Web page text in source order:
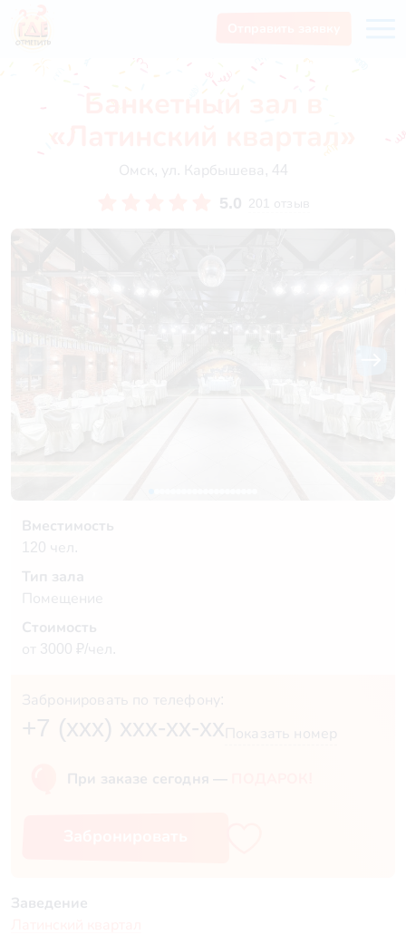
Банкетный зал в
«Латинский квартал»
Омск, ул. Карбышева, 44
5.0 201 отзыв
Вместимость
120 чел.
Тип зала
Помещение
Стоимость
от 3000 ₽/чел.
Забронировать по телефону:
+7 (xxx) xxx-xx-xx Показать номер
При заказе сегодня —
Заведение